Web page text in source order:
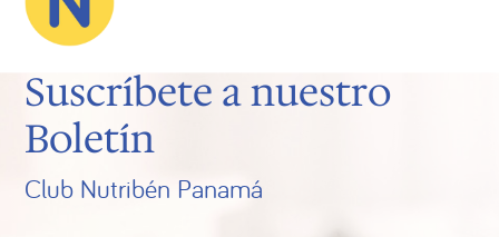
Suscríbete a nuestro
Boletín
Club Nutribén Panamá